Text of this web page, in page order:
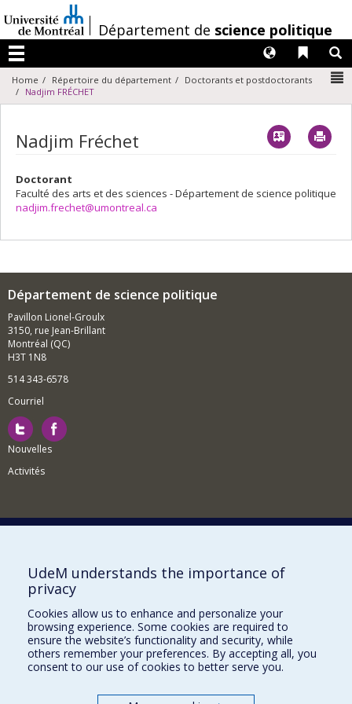
au
contenu
/Département de science politique
Menu
Liens
Langues
Home Répertoire du département
Doctorants et postdoctorants
Nadjim FRÉCHET
Nadjim Fréchet Vcard
Doctorant
Faculté des arts et des sciences - Département de science politique
nadjim.frechet@umontreal.ca
Département de science politique
Pavillon Lionel-Groulx
3150, rue Jean-Brillant
Montréal (QC)
H3T 1N8
514 343-6578
Courriel
Nouvelles
Activités
Comment soutenir le Département?
BESOIN D'AIDE?
Plan du site
Signaler une erreur
Accessibilité
UdeM understands the importance of
privacy
Cookies allow us to enhance and personalize your
browsing experience. Some cookies are required to
ensure the website’s functionality and security, while
others remember your preferences. By accepting all, you
consent to our use of cookies to better serve you.